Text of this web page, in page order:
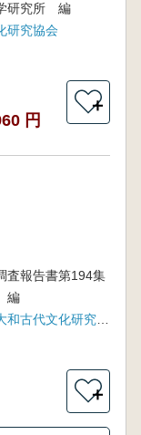
研究所 編
研究協会
円
＋
査報告書第194集
編
唐招提寺 由良大和古代文化研究協会
＋